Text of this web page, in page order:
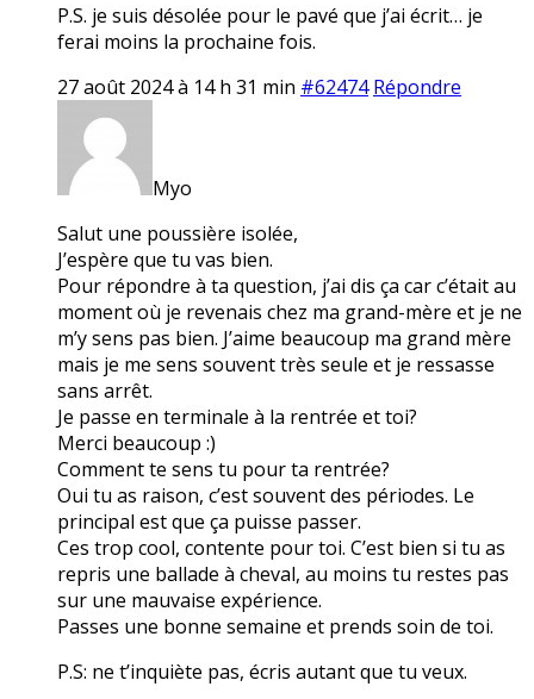
P.S. je suis désolée pour le pavé que j’ai écrit… je
ferai moins la prochaine fois.
27 août 2024 à 14 h 31 min #62474 Répondre
Myo
Salut une poussière isolée,
J’espère que tu vas bien.
Pour répondre à ta question, j’ai dis ça car c’était au
moment où je revenais chez ma grand-mère et je ne
m’y sens pas bien. J’aime beaucoup ma grand mère
mais je me sens souvent très seule et je ressasse
sans arrêt.
Je passe en terminale à la rentrée et toi?
Merci beaucoup :)
Comment te sens tu pour ta rentrée?
Oui tu as raison, c’est souvent des périodes. Le
principal est que ça puisse passer.
Ces trop cool, contente pour toi. C’est bien si tu as
repris une ballade à cheval, au moins tu restes pas
sur une mauvaise expérience.
Passes une bonne semaine et prends soin de toi.
P.S: ne t’inquiète pas, écris autant que tu veux.